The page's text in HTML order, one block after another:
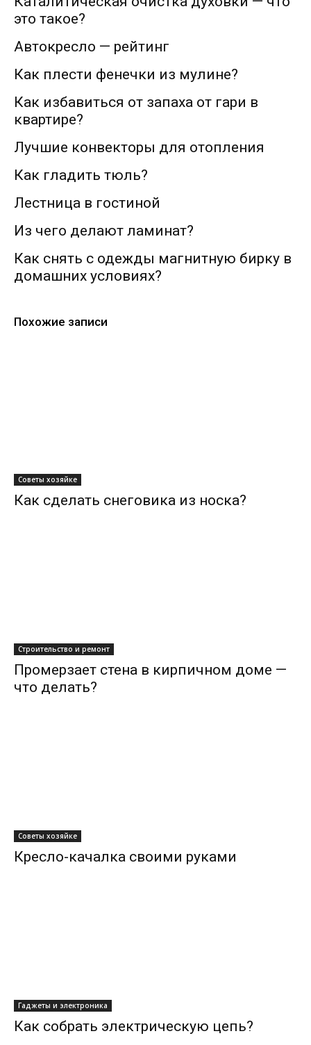
это такое?
Автокресло — рейтинг
Как плести фенечки из мулине?
Как избавиться от запаха от гари в
квартире?
Лучшие конвекторы для отопления
Как гладить тюль?
Лестница в гостиной
Из чего делают ламинат?
Как снять с одежды магнитную бирку в
домашних условиях?
Похожие записи
Советы хозяйке
Как сделать снеговика из носка?
Строительство и ремонт
Промерзает стена в кирпичном доме —
что делать?
Советы хозяйке
Кресло-качалка своими руками
Гаджеты и электроника
Как собрать электрическую цепь?